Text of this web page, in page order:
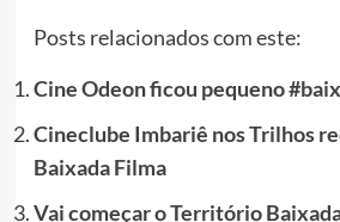
Posts relacionados com este:
Cine Odeon ficou pequeno
Cineclube Imbariê nos Trilhos
Baixada Filma
Vai começar o Território